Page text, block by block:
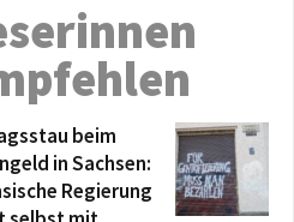
Heimfahrt der
beim
in Sachsen:
Regierung